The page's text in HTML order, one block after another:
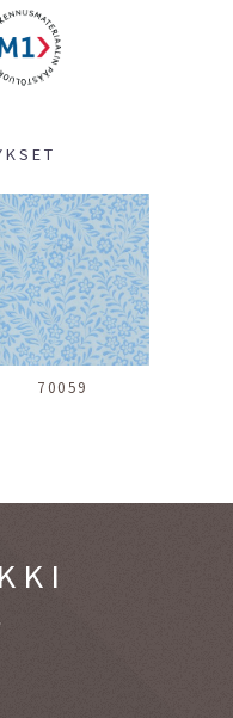
70059